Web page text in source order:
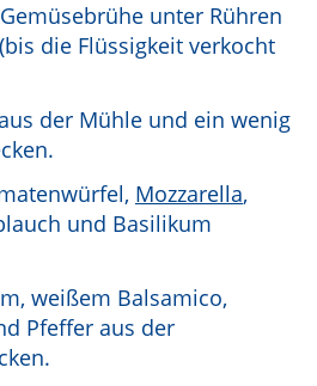
unter Rühren
die Flüssigkeit verkocht
der Mühle und ein wenig
Mozzarella,
und Basilikum
weißem Balsamico,
Pfeffer aus der